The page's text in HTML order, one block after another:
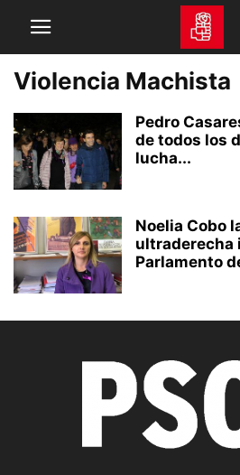
Violencia Machista
Pedro
de todos los
lucha...
Noelia Cobo
ultraderecha
Parlamento